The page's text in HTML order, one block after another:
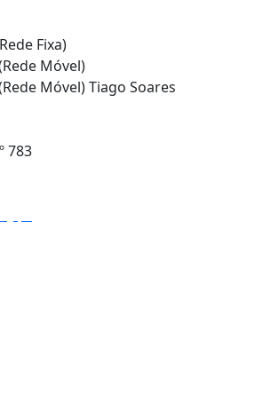
Fixa)
Móvel)
Móvel) Tiago Soares
783